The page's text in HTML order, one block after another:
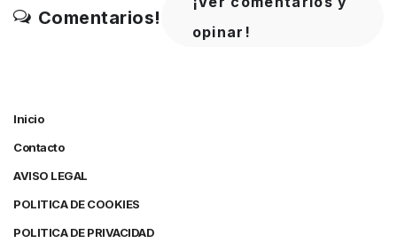
Comentarios!
opinar!
Inicio
Contacto
AVISO LEGAL
POLITICA DE COOKIES
POLITICA DE PRIVACIDAD